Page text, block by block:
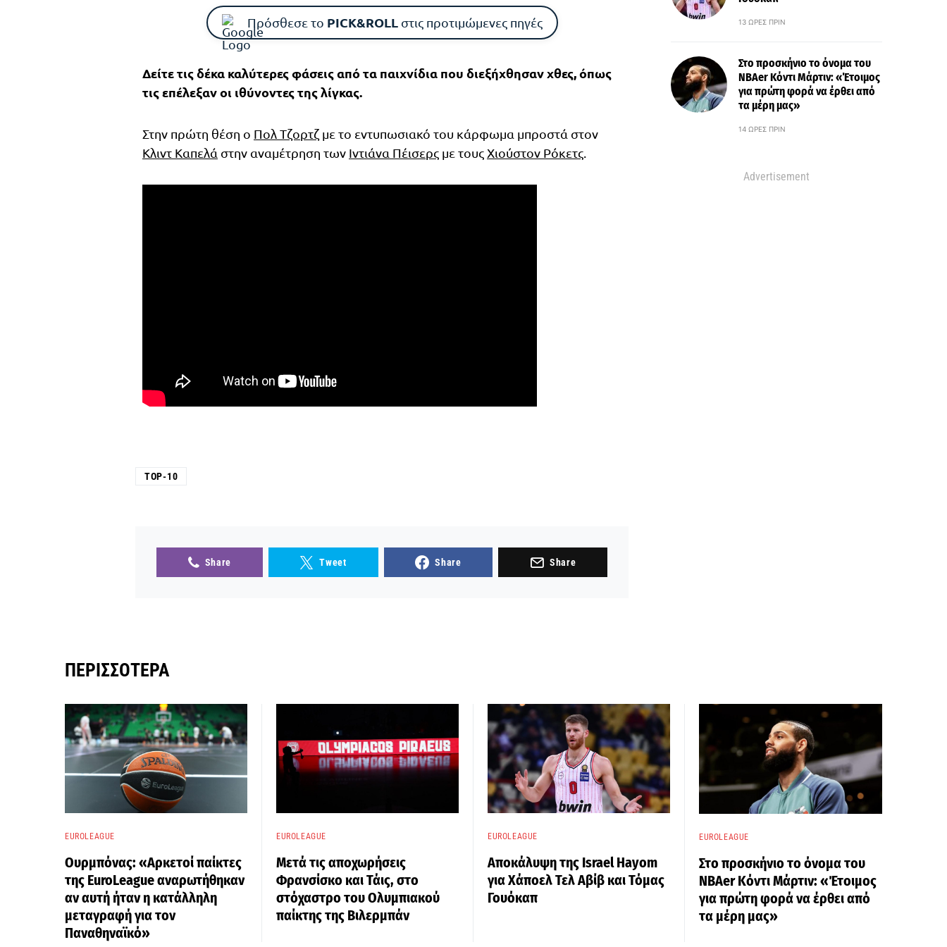
Πρόσθεσε το PICK&ROLL στις προτιμώμενες πηγές
Δείτε τις δέκα καλύτερες φάσεις από τα παιχνίδια που διεξήχθησαν χθες, όπως
τις επέλεξαν οι ιθύνοντες της λίγκας.
Στην πρώτη θέση ο Πολ Τζορτζ με το εντυπωσιακό του κάρφωμα μπροστά στον
Κλιντ Καπελά στην αναμέτρηση των Ιντιάνα Πέισερς με τουςΧιούστον Ρόκετς
TOP-10
Share Tweet Share Share
13 ΏΡΕΣ ΠΡΙΝ
Στο προσκήνιο το όνομα του
ΝΒΑer Κόντι Μάρτιν: «Έτοιμος
για πρώτη φορά να έρθει από
τα μέρη μας»
14 ΏΡΕΣ ΠΡΙΝ
Advertisement
ΠΕΡΙΣΣΌΤΕΡΑ
EUROLEAGUE
Ουρμπόνας: «Αρκετοί παίκτες
της EuroLeague αναρωτήθηκαν
αν αυτή ήταν η κατάλληλη
μεταγραφή για τον
Παναθηναϊκό»
EUROLEAGUE
Μετά τις αποχωρήσεις
Φρανσίσκο και Τάις, στο
στόχαστρο του Ολυμπιακού
παίκτης της Βιλερμπάν
EUROLEAGUE
Αποκάλυψη της Israel Hayom
για Χάποελ Τελ Αβίβ και Τόμας
Γουόκαπ
EUROLEAGUE
Στο προσκήνιο το όνομα του
ΝΒΑer Κόντι Μάρτιν: «Έτοιμος
για πρώτη φορά να έρθει από
τα μέρη μας»